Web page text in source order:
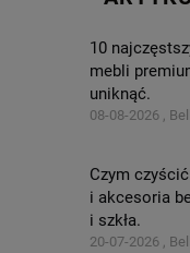
10
mebli
uniknąć.
08-08-2026 ,
Czym
i akcesoria
i szkła.
20-07-2026 ,